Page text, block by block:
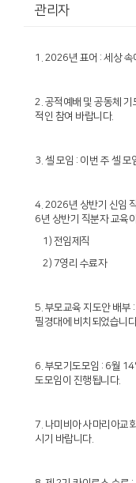
관리자
1. 2026년 표어 : 세상 속
2. 공적예배 및 공동체 기
적인 참여 바랍니다.
3. 셀 모임 : 이번 주 셀 모
4. 2026년 상반기 신임
6년 상반기 직분자 교육
1) 전임제직
2) 7영리 수료자
5. 부모교육 지도안 배부
필경대에 비치되었습니
6. 부모기도모임 : 6월
도모임이 진행됩니다.
7. 나미비아 사마리아교
시기 바랍니다.